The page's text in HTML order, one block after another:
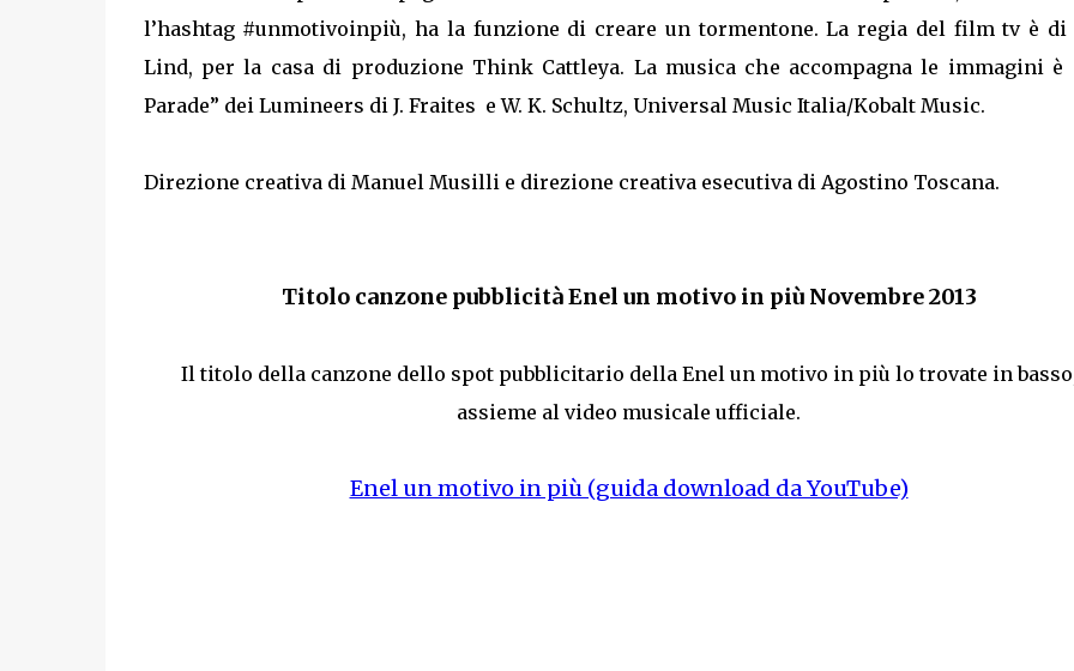
l’hashtag #unmotivoinpiù, ha la funzione di creare un tormentone. La regia del film tv è di
Lind, per la casa di produzione Think Cattleya. La musica che accompagna le immagini è
Parade” dei Lumineers di J. Fraites e W. K. Schultz, Universal Music Italia/Kobalt Music.
Direzione creativa di Manuel Musilli e direzione creativa esecutiva di Agostino Toscana.
Titolo canzone pubblicità Enel un motivo in più Novembre 2013
Il titolo della canzone dello spot pubblicitario della Enel un motivo in più lo trovate in
assieme al video musicale ufficiale.
Enel un motivo in più (guida download da YouTube)